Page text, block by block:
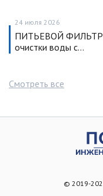
24 июля 2026
ПИТЬЕВОЙ ФИЛЬТР
очистки воды с…
Смотреть все
© 2019-